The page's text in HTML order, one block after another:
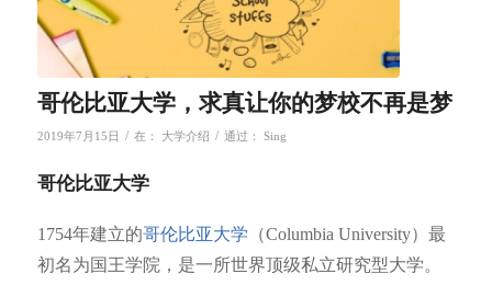
哥伦比亚大学，求真让你的梦校不再是梦
2019年7月15日 / 在： 大学介绍 / 通过： Sing
哥伦比亚大学
1754年建立的哥伦比亚大学 （Columbia University）最
初名为国王学院，是一所世界顶级私立研究型大学。